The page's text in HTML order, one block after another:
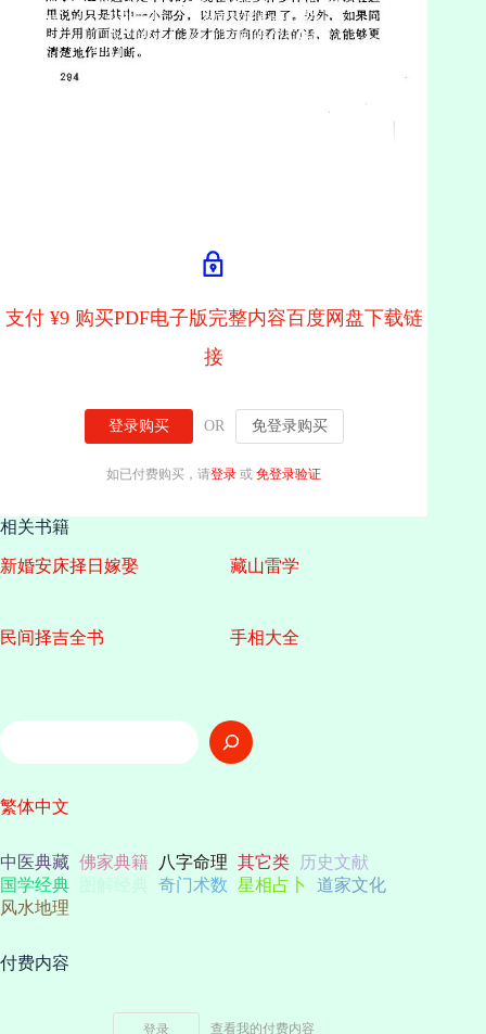
支付 ¥9 购买PDF电子版完整内容百度网盘下载链
接
登录购买 OR 免登录购买
如已付费购买，请登录 或免登录验证
相关书籍
新婚安床择日嫁娶 藏山雷学
民间择吉全书 手相大全
搜
索
繁体中文
中医典藏 佛家典籍 八字命理 其它类
历史文献
国学经典
图解经典 奇门术数 星相占卜
道家文化
风水地理
付费内容
登录 查看我的付费内容